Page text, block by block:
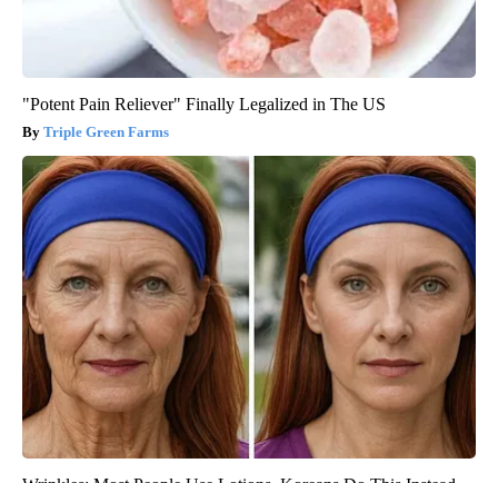
"Potent Pain Reliever" Finally Legalized in The US
Triple Green Farms